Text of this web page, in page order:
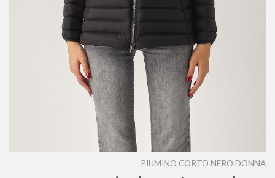
PIUMINO CORTO NERO DONNA